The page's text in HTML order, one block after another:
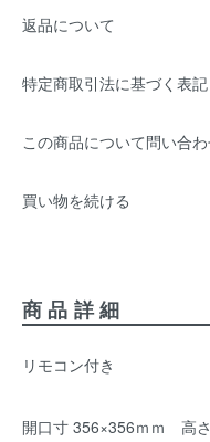
返品について
特定商取引法に基づく表記
この商品について問い合
買い物を続ける
商品詳細
リモコン付き
開口寸 356×356ｍｍ 高